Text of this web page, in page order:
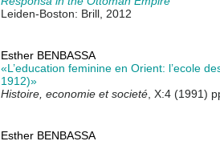
Leiden-Boston: Brill, 2012
Esther BENBASSA
«L’education feminine en Orient: l’ecole
1912)»
Histoire, economie et societé , X:4 (1991)
Esther BENBASSA